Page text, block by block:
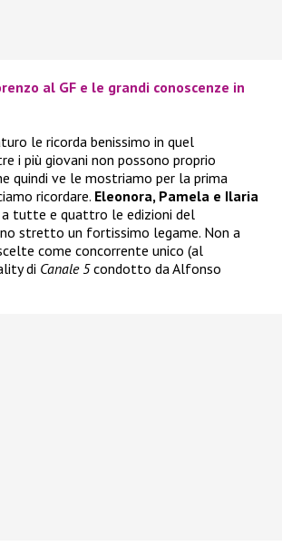
al GF e le grandi conoscenze in
le ricorda benissimo in quel
i più giovani non possono proprio
quindi ve le mostriamo per la prima
ricordare. Eleonora, Pamela e Ilaria
tutte e quattro le edizioni del
stretto un fortissimo legame. Non a
come concorrente unico (al
di Canale 5condotto da Alfonso